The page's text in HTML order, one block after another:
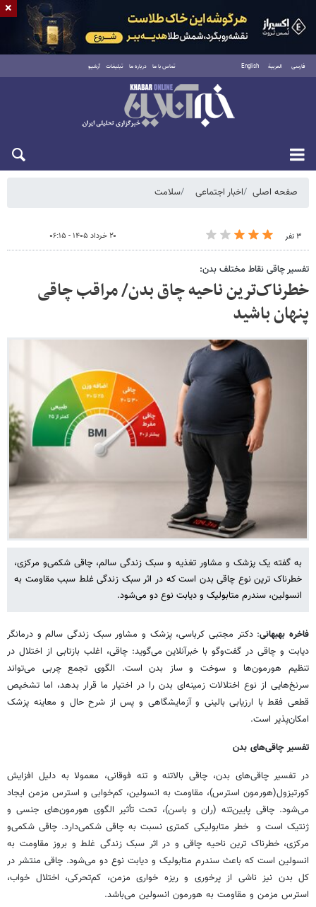
فارسی العربية English تماس با ما درباره ما تبلیغات آرشیو
پنجشنبه ۱۵ مرداد ۱۴۰۵
صفحه اصلی اخبار اجتماعی سلامت
۳ نفر ۲۰ خرداد ۱۴۰۵ - ۰۶:۱۵
تفسیر چاقی نقاط مختلف بدن:
خطرناک‌ترین ناحیه چاق بدن/ مراقب چاقی
پنهان باشید
به گفته یک پزشک و مشاور تغذیه و سبک زندگی سالم، چاقی شکمی‌و مرکزی،
خطرناک ترین نوع چاقی بدن است که در اثر سبک زندگی غلط سبب مقاومت به
انسولین، سندرم متابولیک و دیابت نوع دو می‌شود.
فاخره بهبهانی: دکتر مجتبی کرباسی، پزشک و مشاور سبک زندگی سالم و درمانگر
دیابت و چاقی در گفت‌وگو با خبرآنلاین می‌گوید: چاقی، اغلب بازتابی از اختلال در
تنظیم هورمون‌ها و سوخت و ساز بدن است. الگوی تجمع چربی می‌تواند
سرنخ‌هایی از نوع اختلالات زمینه‌ای بدن را در اختیار ما قرار بدهد، اما تشخیص
قطعی فقط با ارزیابی بالینی و آزمایشگاهی و پس از شرح حال و معاینه پزشک
امکان‌پذیر است.
تفسیر چاقی‌های بدن
در تفسیر چاقی‌های بدن، چاقی بالاتنه و تنه فوقانی، معمولا به دلیل افزایش
کورتیزول(هورمون استرس)، مقاومت به انسولین، کم‌خوابی و استرس مزمن ایجاد
می‌شود. چاقی پایین‌تنه (ران و باسن)، تحت تأثیر الگوی هورمون‌های جنسی و
ژنتیک است و خطر متابولیکی کمتری نسبت به چاقی شکمی‌دارد. چاقی شکمی‌و
مرکزی، خطرناک ترین ناحیه چاقی و در اثر سبک زندگی غلط و بروز مقاومت به
انسولین است که باعث سندرم متابولیک و دیابت نوع دو می‌شود. چاقی منتشر در
کل بدن نیز ناشی از پرخوری و ریزه خواری مزمن، کم‌تحرکی، اختلال خواب،
استرس مزمن و مقاومت به هورمون انسولین می‌باشد.
×